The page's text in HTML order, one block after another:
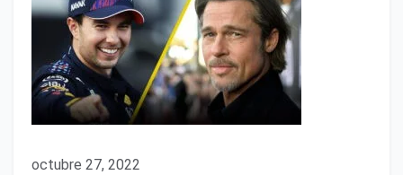
octubre 27, 2022